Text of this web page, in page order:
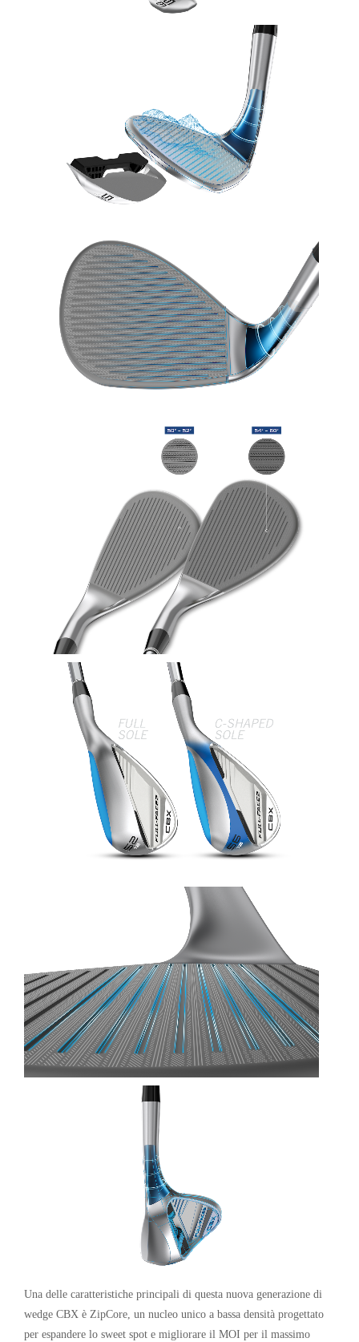
Una delle caratteristiche principali di questa nuova generazione di
wedge CBX è ZipCore, un nucleo unico a bassa densità progettato
per espandere lo sweet spot e migliorare il MOI per il massimo